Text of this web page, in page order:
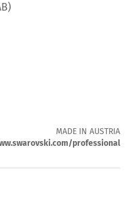
MADE IN AUSTRIA
professional